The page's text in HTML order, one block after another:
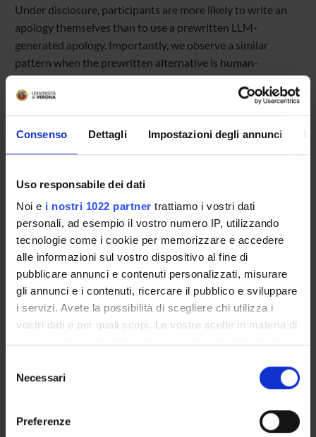
Consenso Dettagli Impostazioni degli annunci
Uso responsabile dei dati
Noi e i nostri 1022 partner trattiamo i vostri dati
personali, ad esempio il vostro numero IP, utilizzando
tecnologie come i cookie per memorizzare e accedere
alle informazioni sul vostro dispositivo al fine di
pubblicare annunci e contenuti personalizzati, misurare
gli annunci e i contenuti, ricercare il pubblico e sviluppare
i servizi. Avete la possibilità di scegliere chi utilizza i
vostri dati e per quali scopi. Le vostre scelte in materia di
modificare o revocare il proprio consenso in qualsiasi
momento dalla Dichiarazione sui cookie o facendo clic
delNecessari
Preferenze
Under disclosure, participants are more likely to write an
apology themselves than to use a prewritten LLM-
generated apology. Importantly, we observe a similar
pattern when the prewritten alternative is human-
generated. This suggests that individuals anticipate a
penalty for using prewritten apologies per se, rather than a
penalty specific to machine origin. Consistent with this
interpretation, these effects are fully absorbed once
participants’ beliefs about relative effectiveness are
are driven by beliefs rather than disclosure or origin per se.
Overall, we show that LLMs produce apologies that are
instrumentally effective but potentially socially fragile
when their origin is disclosed. Rather than expanding
expressive capacity, LLMs appear to reshape apology and
forgiveness outcomes by shifting beliefs about effort and
authenticity, thereby altering how actions are interpreted.
Maria Vittoria Levati